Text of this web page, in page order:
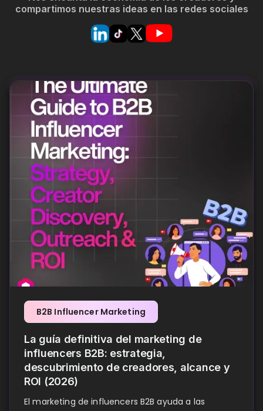
compartimos nuestras ideas en las redes sociales
B2B Influencer Marketing
La guía definitiva del marketing de
influencers B2B: estrategia,
descubrimiento de creadores, alcance y
ROI (2026)
El marketing de influencers B2B ayuda a las